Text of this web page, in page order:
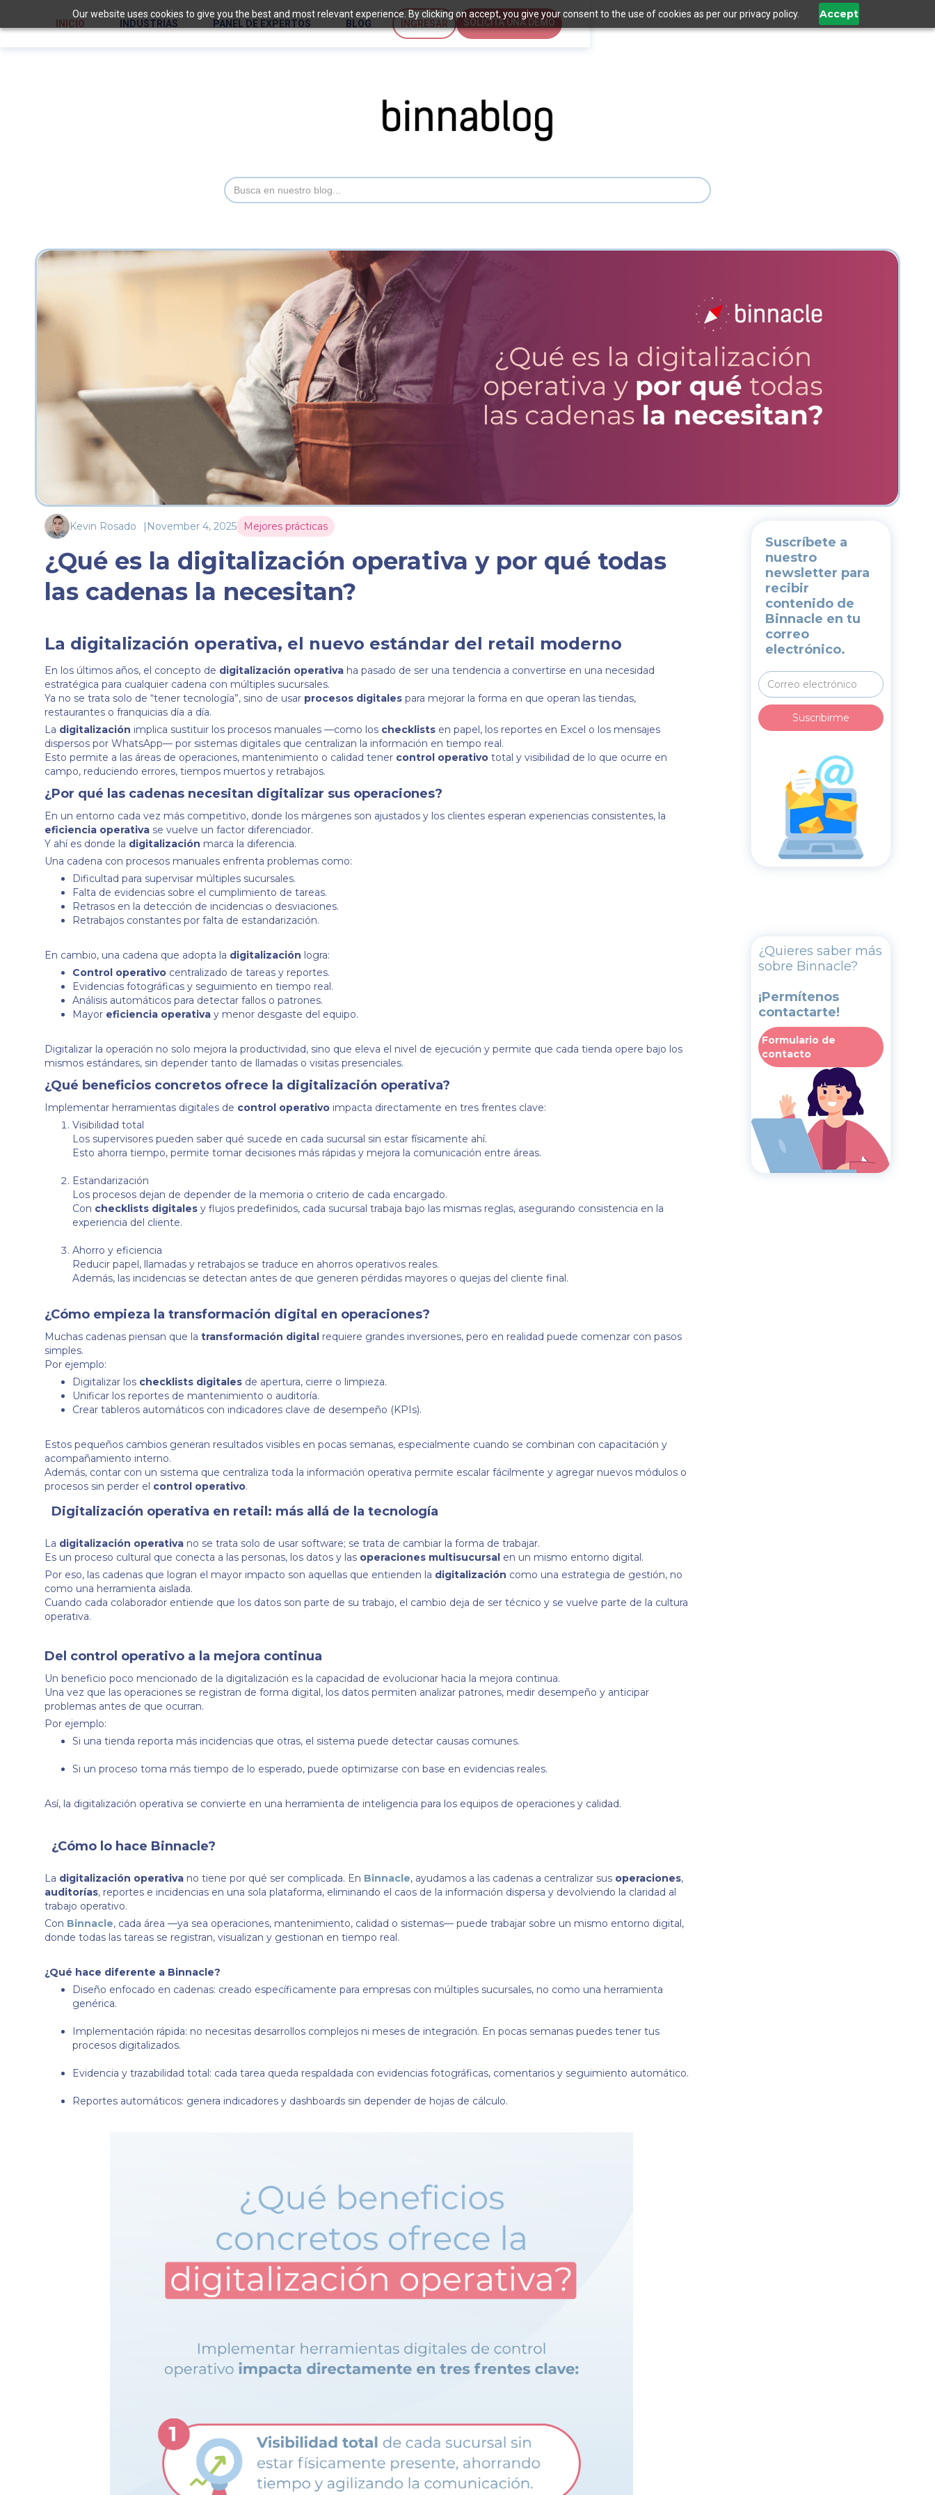
Our website uses cookies to give you the best and most relevant experience. By clicking on accept, you give your consent to the use of cookies as per our privacy policy. Accept
INICIO INDUSTRIAS PANEL DE EXPERTOS BLOG INGRESAR SOLICITA UNA DEMO
Kevin Rosado | November 4, 2025 Mejores prácticas
¿Qué es la digitalización operativa y por qué todas
las cadenas la necesitan?
La digitalización operativa, el nuevo estándar del retail moderno
En los últimos años, el concepto de digitalización operativa ha pasado de ser una tendencia a convertirse en una necesidad
estratégica para cualquier cadena con múltiples sucursales.
Ya no se trata solo de “tener tecnología”, sino de usar procesos digitales para mejorar la forma en que operan las tiendas,
restaurantes o franquicias día a día.
La digitalización implica sustituir los procesos manuales —como los checklists en papel, los reportes en Excel o los mensajes
dispersos por WhatsApp— por sistemas digitales que centralizan la información en tiempo real.
Esto permite a las áreas de operaciones, mantenimiento o calidad tener control operativo total y visibilidad de lo que ocurre en
campo, reduciendo errores, tiempos muertos y retrabajos.
¿Por qué las cadenas necesitan digitalizar sus operaciones?
En un entorno cada vez más competitivo, donde los márgenes son ajustados y los clientes esperan experiencias consistentes, la
eficiencia operativa se vuelve un factor diferenciador.
Y ahí es donde la digitalización marca la diferencia.
Una cadena con procesos manuales enfrenta problemas como:
Dificultad para supervisar múltiples sucursales.
Falta de evidencias sobre el cumplimiento de tareas.
Retrasos en la detección de incidencias o desviaciones.
Retrabajos constantes por falta de estandarización.
En cambio, una cadena que adopta la digitalización logra:
Control operativo centralizado de tareas y reportes.
Evidencias fotográficas y seguimiento en tiempo real.
Análisis automáticos para detectar fallos o patrones.
Mayor eficiencia operativa y menor desgaste del equipo.
Digitalizar la operación no solo mejora la productividad, sino que eleva el nivel de ejecución y permite que cada tienda opere bajo los
mismos estándares, sin depender tanto de llamadas o visitas presenciales.
¿Qué beneficios concretos ofrece la digitalización operativa?
Implementar herramientas digitales de control operativo impacta directamente en tres frentes clave:
Visibilidad total
Los supervisores pueden saber qué sucede en cada sucursal sin estar físicamente ahí.
Esto ahorra tiempo, permite tomar decisiones más rápidas y mejora la comunicación entre áreas.
Estandarización
Los procesos dejan de depender de la memoria o criterio de cada encargado.
Con checklists digitales y flujos predefinidos, cada sucursal trabaja bajo las mismas reglas, asegurando consistencia en la
experiencia del cliente.
Ahorro y eficiencia
Reducir papel, llamadas y retrabajos se traduce en ahorros operativos reales.
Además, las incidencias se detectan antes de que generen pérdidas mayores o quejas del cliente final.
¿Cómo empieza la transformación digital en operaciones?
Muchas cadenas piensan que la transformación digital requiere grandes inversiones, pero en realidad puede comenzar con pasos
simples.
Por ejemplo:
Digitalizar los checklists digitales de apertura, cierre o limpieza.
Unificar los reportes de mantenimiento o auditoría.
Crear tableros automáticos con indicadores clave de desempeño (KPIs).
Estos pequeños cambios generan resultados visibles en pocas semanas, especialmente cuando se combinan con capacitación y
acompañamiento interno.
Además, contar con un sistema que centraliza toda la información operativa permite escalar fácilmente y agregar nuevos módulos o
procesos sin perder el control operativo.
Digitalización operativa en retail: más allá de la tecnología
La digitalización operativa no se trata solo de usar software; se trata de cambiar la forma de trabajar.
Es un proceso cultural que conecta a las personas, los datos y las operaciones multisucursal en un mismo entorno digital.
Por eso, las cadenas que logran el mayor impacto son aquellas que entienden la digitalización como una estrategia de gestión, no
como una herramienta aislada.
Cuando cada colaborador entiende que los datos son parte de su trabajo, el cambio deja de ser técnico y se vuelve parte de la cultura
operativa.
Del control operativo a la mejora continua
Un beneficio poco mencionado de la digitalización es la capacidad de evolucionar hacia la mejora continua.
Una vez que las operaciones se registran de forma digital, los datos permiten analizar patrones, medir desempeño y anticipar
problemas antes de que ocurran.
Por ejemplo:
Si una tienda reporta más incidencias que otras, el sistema puede detectar causas comunes.
Si un proceso toma más tiempo de lo esperado, puede optimizarse con base en evidencias reales.
Así, la digitalización operativa se convierte en una herramienta de inteligencia para los equipos de operaciones y calidad.
¿Cómo lo hace Binnacle?
La digitalización operativa no tiene por qué ser complicada. En Binnacle, ayudamos a las cadenas a centralizar sus operaciones,
auditorías, reportes e incidencias en una sola plataforma, eliminando el caos de la información dispersa y devolviendo la claridad al
trabajo operativo.
Con Binnacle, cada área —ya sea operaciones, mantenimiento, calidad o sistemas— puede trabajar sobre un mismo entorno digital,
donde todas las tareas se registran, visualizan y gestionan en tiempo real.
¿Qué hace diferente a Binnacle?
Diseño enfocado en cadenas: creado específicamente para empresas con múltiples sucursales, no como una herramienta
genérica.
Implementación rápida: no necesitas desarrollos complejos ni meses de integración. En pocas semanas puedes tener tus
procesos digitalizados.
Evidencia y trazabilidad total: cada tarea queda respaldada con evidencias fotográficas, comentarios y seguimiento automático.
Reportes automáticos: genera indicadores y dashboards sin depender de hojas de cálculo.
Suscríbete a
nuestro
newsletter para
recibir
contenido de
Binnacle en tu
correo
electrónico.
¿Quieres saber más
sobre Binnacle?
¡Permítenos
contactarte!
Formulario de
contacto